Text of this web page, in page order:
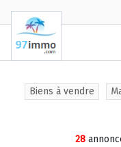
Biens à vendre
28